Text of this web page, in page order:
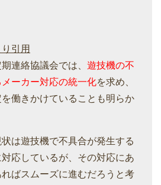
引用
連絡協議会では、 遊技機の不
ーカー対応の統一化を求め、
働きかけていることも明らか
は遊技機で不具合が発生する
応しているが、その対応にあ
ばスムーズに進むだろうと考